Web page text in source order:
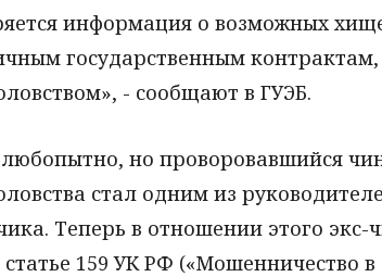
информация о возможных
государственным
- сообщают в ГУЭБ.
но проворовавшийся
стал одним из
Теперь в отношении этого экс-
159 УК РФ («Мошенничество